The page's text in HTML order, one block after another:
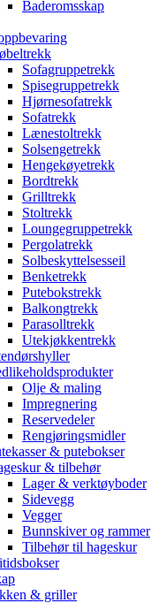
Baderomsskap
Sofagruppetrekk
Spisegruppetrekk
Hjørnesofatrekk
Sofatrekk
Lænestoltrekk
Solsengetrekk
Hengekøyetrekk
Bordtrekk
Grilltrekk
Stoltrekk
Loungegruppetrekk
Pergolatrekk
Solbeskyttelsesseil
Benketrekk
Putebokstrekk
Balkongtrekk
Parasolltrekk
Utekjøkkentrekk
Olje & maling
Impregnering
Reservedeler
Rengjøringsmidler
& putebokser
& tilbehør
Lager & verktøyboder
Sidevegg
Vegger
Bunnskiver og rammer
Tilbehør til hageskur
& griller